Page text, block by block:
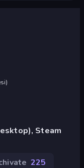
)
Steam
225